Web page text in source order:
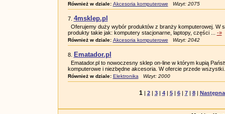
Również w dziale: Akcesoria komputerowe Wizyt: 2075
7. 4msklep.pl
Oferujemy duży wybór produktów z branży komputerowej. W
produkty takie jak: komputery stacjonarne, laptopy, części ... -»
Również w dziale: Akcesoria komputerowe Wizyt: 2042
8. Ematador.pl
Ematador.pl to nowoczesny sklep on-line w którym kupią
komputerowe i niezbędne akcesoria. W ofercie przede
Również w dziale: Elektronika Wizyt: 2000
1 | 2| 3| 4| 5| 6| 7| 8|